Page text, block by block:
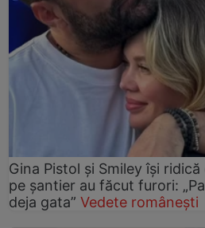
Gina Pistol și Smiley își
pe șantier au făcut furori:
deja gata” Vedete românești